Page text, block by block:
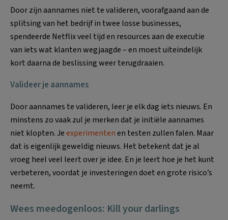
Door zijn aannames niet te valideren, voorafgaand aan de
splitsing van het bedrijf in twee losse businesses,
spendeerde Netflix veel tijd en resources aan de executie
van iets wat klanten wegjaagde – en moest uiteindelijk
kort daarna de beslissing weer terugdraaien.
Valideer je aannames
Door aannames te valideren, leer je elk dag iets nieuws. En
minstens zo vaak zul je merken dat je initiële aannames
niet klopten. Jeexperimentenen testen zullen falen. Maar
dat is eigenlijk geweldig nieuws. Het betekent dat je al
vroeg heel veel leert over je idee. En je leert hoe je het kunt
verbeteren, voordat je investeringen doet en grote risico’s
neemt.
Wees meedogenloos: Kill your darlings